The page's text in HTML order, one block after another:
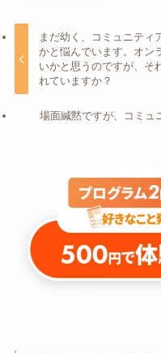
まだ幼く、コミュニティ
かと悩んでいます。オン
いかと思うのですが、そ
れていますか？
場面緘黙ですが、コミュ